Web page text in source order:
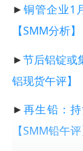
► 铜管企业1
【SMM分析】
►节后铝锭或
铝现货午评】
► 再生铅：
【SMM铅午评